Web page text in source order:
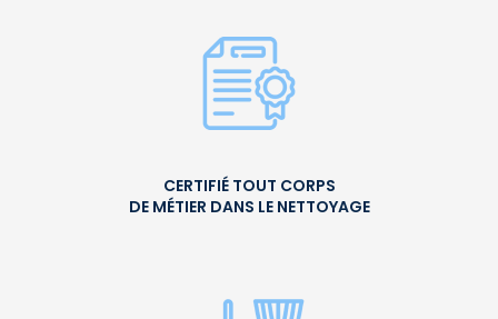
CERTIFIÉ TOUT CORPS
DE MÉTIER DANS LE NETTOYAGE